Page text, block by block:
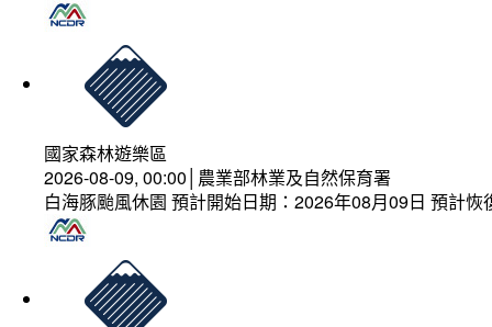
國家森林遊樂區
2026-08-09, 00:00│農業部林業及自然保育署
白海豚颱風休園 預計開始日期：2026年08月09日 預計